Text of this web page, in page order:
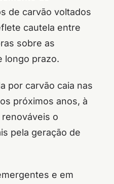
de carvão voltados
cautela entre
sobre as
longo prazo.
por carvão caia nas
próximos anos, à
​​o
pela geração de
e em